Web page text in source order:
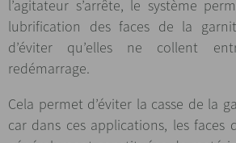
l’agitateur s’arrête, le système
lubrification des faces de la
d’éviter qu’elles ne collent
redémarrage.
Cela permet d’éviter la casse de la
car dans ces applications, les faces